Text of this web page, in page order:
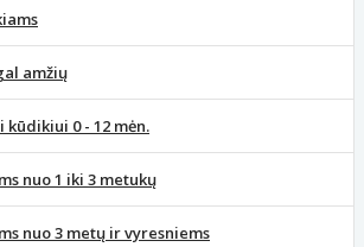
amžių
kūdikiui 0 - 12 mėn.
nuo 1 iki 3 metukų
nuo 3 metų ir vyresniems